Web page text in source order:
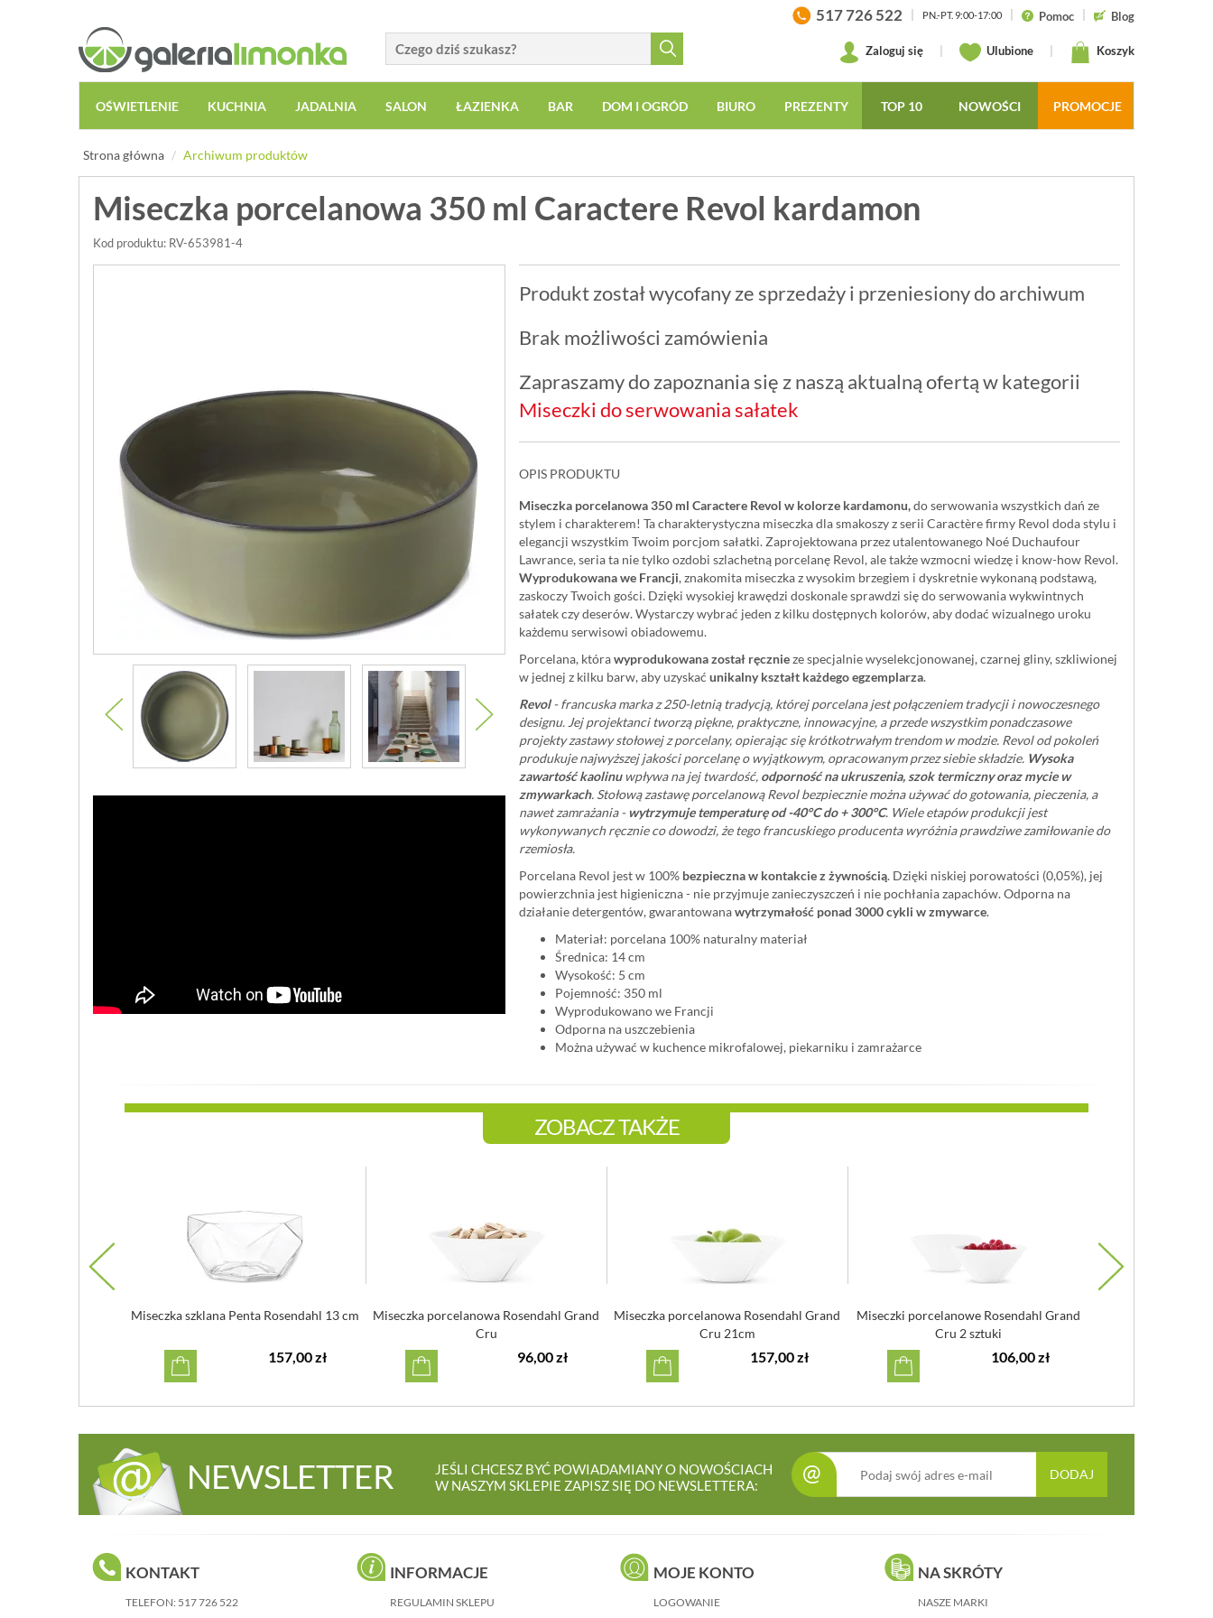
517 726 522 PN.-PT. 9:00-17:00 Pomoc Blog
Zaloguj się Ulubione Koszyk
OŚWIETLENIE KUCHNIA JADALNIA SALON ŁAZIENKA BAR DOM I OGRÓD BIURO PREZENTY TOP 10 NOWOŚCI PROMOCJE
Strona główna Archiwum produktów
Miseczka porcelanowa 350 ml Caractere Revol kardamon
Kod produktu: RV-653981-4
Produkt został wycofany ze sprzedaży i przeniesiony do archiwum
Brak możliwości zamówienia
Zapraszamy do zapoznania się z naszą aktualną ofertą w kategorii
Miseczki do serwowania sałatek
OPIS PRODUKTU
Miseczka porcelanowa 350 ml Caractere Revol w kolorze kardamonu,do serwowania wszystkich dań ze
stylem i charakterem! Ta charakterystyczna miseczka dla smakoszy z serii Caractère firmy Revol doda stylu i
elegancji wszystkim Twoim porcjom sałatki. Zaprojektowana przez utalentowanego Noé Duchaufour
Lawrance, seria ta nie tylko ozdobi szlachetną porcelanę Revol, ale także wzmocni wiedzę i know-how Revol.
Wyprodukowana we Francji, znakomita miseczka z wysokim brzegiem i dyskretnie wykonaną podstawą,
zaskoczy Twoich gości. Dzięki wysokiej krawędzi doskonale sprawdzi się do serwowania wykwintnych
sałatek czy deserów. Wystarczy wybrać jeden z kilku dostępnych kolorów, aby dodać wizualnego uroku
każdemu serwisowi obiadowemu.
Porcelana, którawyprodukowana został ręcznieze specjalnie wyselekcjonowanej, czarnej gliny, szkliwionej
w jednej z kilku barw, aby uzyskać unikalny kształt każdego egzemplarza.
Revol- francuska marka z 250-letnią tradycją, której porcelana jest połączeniem tradycji i nowoczesnego
designu. Jej projektanci tworzą piękne, praktyczne, innowacyjne, a przede wszystkim ponadczasowe
projekty zastawy stołowej z porcelany, opierając się krótkotrwałym trendom w modzie. Revol od pokoleń
produkuje najwyższej jakości porcelanę o wyjątkowym, opracowanym przez siebie składzie. Wysoka
zawartość kaolinuwpływa na jej twardość, odporność na ukruszenia, szok termiczny oraz mycie w
zmywarkach. Stołową zastawę porcelanową Revol bezpiecznie można używać do gotowania, pieczenia, a
nawet zamrażania - wytrzymuje temperaturę od -40°C do + 300°C. Wiele etapów produkcji jest
wykonywanych ręcznie co dowodzi, że tego francuskiego producenta wyróżnia prawdziwe zamiłowanie do
rzemiosła.
Porcelana Revol jest w 100% bezpieczna w kontakcie z żywnością. Dzięki niskiej porowatości (0,05%), jej
powierzchnia jest higieniczna - nie przyjmuje zanieczyszczeń i nie pochłania zapachów. Odporna na
działanie detergentów, gwarantowanawytrzymałość ponad 3000 cykli w zmywarce.
Materiał: porcelana 100% naturalny materiał
Średnica: 14 cm
Wysokość: 5 cm
Pojemność: 350 ml
Wyprodukowano we Francji
Odporna na uszczebienia
Można używać w kuchence mikrofalowej, piekarniku i zamrażarce
ZOBACZ TAKŻE
Miseczka szklana Penta Rosendahl 13 cm
157,00 zł
Miseczka porcelanowa Rosendahl Grand
Cru
96,00 zł
Miseczka porcelanowa Rosendahl Grand
Cru 21cm
157,00 zł
Miseczki porcelanowe Rosendahl Grand
Cru 2 sztuki
106,00 zł
NEWSLETTER
JEŚLI CHCESZ BYĆ POWIADAMIANY O NOWOŚCIACH
W NASZYM SKLEPIE ZAPISZ SIĘ DO NEWSLETTERA:
@ DODAJ
KONTAKT
TELEFON: 517 726 522
INFORMACJE
REGULAMIN SKLEPU
MOJE KONTO
LOGOWANIE
NA SKRÓTY
NASZE MARKI